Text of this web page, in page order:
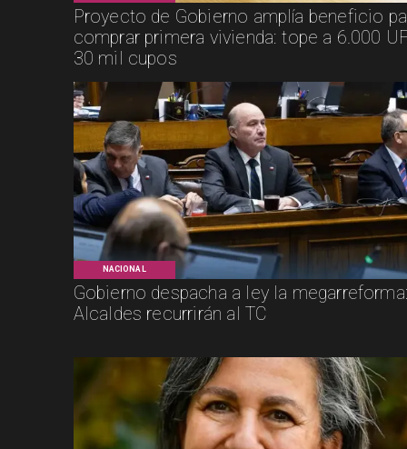
Proyecto de Gobierno amplía beneficio
comprar primera vivienda: tope a 6.000
30 mil cupos
NACIONAL
Gobierno despacha a ley la
Alcaldes recurrirán al TC